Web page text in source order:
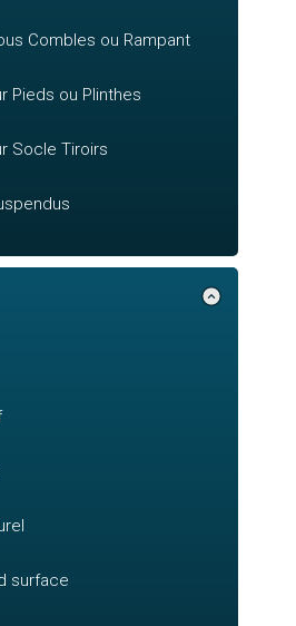
Combles ou Rampant
Pieds ou Plinthes
Socle Tiroirs
surface